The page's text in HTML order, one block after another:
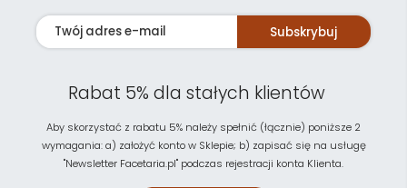
Subskrybuj
Rabat 5% dla stałych klientów
Aby skorzystać z rabatu 5% należy spełnić (łącznie) poniższe 2
wymagania: a) założyć konto w Sklepie; b) zapisać się na usługę
"Newsletter Facetaria.pl" podczas rejestracji konta Klienta.